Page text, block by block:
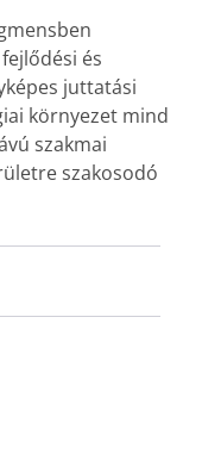
és
juttatási
környezet mind
szakmai
szakosodó